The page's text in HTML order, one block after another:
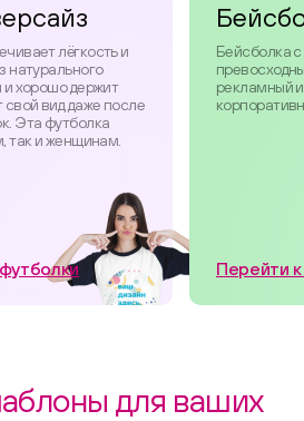
лёгкость и
натурального
и хорошо держит
вид даже после
Эта футболка
так и женщинам.
Бейсболка
рекламный
Перейти
для ваших